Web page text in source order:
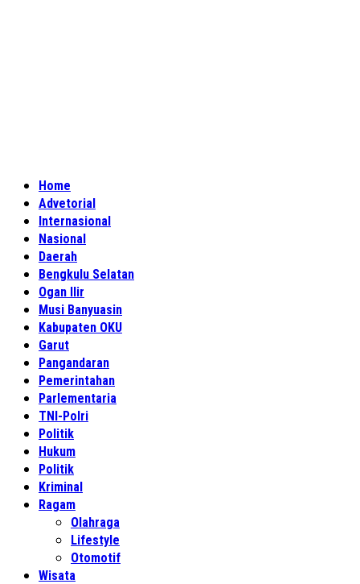
Home
Advetorial
Internasional
Nasional
Daerah
Bengkulu Selatan
Ogan Ilir
Musi Banyuasin
Kabupaten OKU
Garut
Pangandaran
Pemerintahan
Parlementaria
TNI-Polri
Politik
Hukum
Politik
Kriminal
Ragam
Olahraga
Lifestyle
Otomotif
Wisata